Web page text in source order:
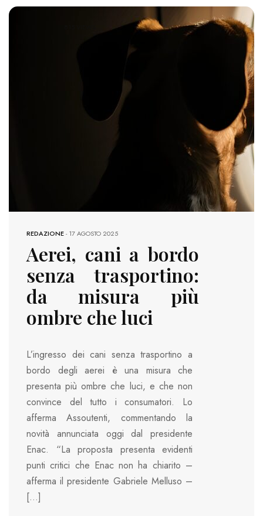
REDAZIONE-17 AGOSTO 2025
Aerei, cani a bordo
senza trasportino:
da misura più
ombre che luci
L’ingresso dei cani senza trasportino a
bordo degli aerei è una misura che
presenta più ombre che luci, e che non
convince del tutto i consumatori. Lo
afferma Assoutenti, commentando la
novità annunciata oggi dal presidente
Enac. “La proposta presenta evidenti
punti critici che Enac non ha chiarito –
afferma il presidente Gabriele Melluso –
[…]